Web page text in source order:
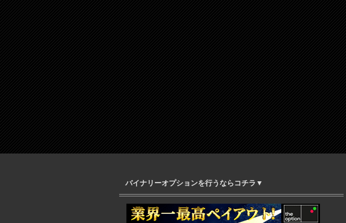
バイナリーオプションを行うならコチラ▼